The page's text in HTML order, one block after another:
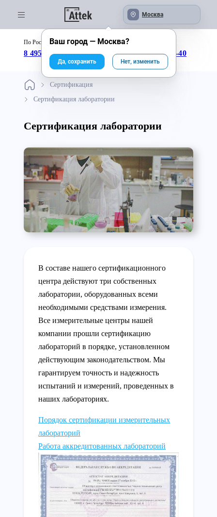
Москва
По России бесплатно:
8 495 246-04-43 8 800 333-25-40
Сертификация
Сертификация лаборатории
Сертификация лаборатории
В составе нашего сертификационного
центра действуют три собственных
лаборатории, оборудованных всеми
необходимыми средствами измерения.
Все измерительные центры нашей
компании прошли сертификацию
лабораторий в порядке, установленном
действующим законодательством. Мы
гарантируем точность и надежность
испытаний и измерений, проведенных в
наших лабораториях.
Порядок сертификации измерительных
лабораторий
Работа аккредитованных лабораторий
Ваш город — Москва?
Да, сохранить Нет, изменить